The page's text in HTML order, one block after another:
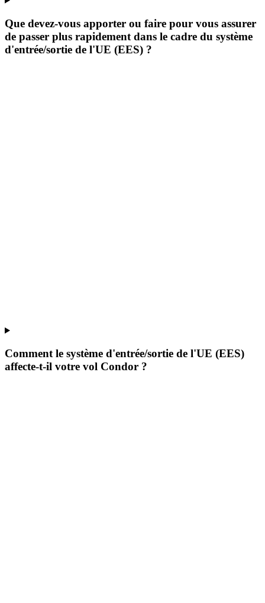
Que devez-vous apporter ou faire pour vous assurer
de passer plus rapidement dans le cadre du système
d'entrée/sortie de l'UE (EES) ?
Comment le système d'entrée/sortie de l'UE (EES)
affecte-t-il votre vol Condor ?